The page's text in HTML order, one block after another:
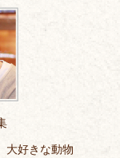
大好きな動物